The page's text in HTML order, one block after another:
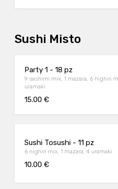
Sushi Misto
Party 1 - 18 pz
9 sashimi mix, 1 mazara, 6 nighiri
uramaki
15.00 €
Sushi Tosushi - 11 pz
6 nighiri mix, 1 mazara, 4 uramaki
10.00 €